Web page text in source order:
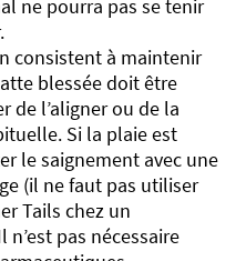
ne pourra pas se tenir
consistent à maintenir
blessée doit être
de l’aligner ou de la
Si la plaie est
le saignement avec une
(il ne faut pas utiliser
Tails chez un
pas nécessaire